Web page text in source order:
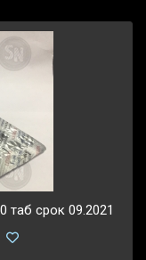
таб срок 09.2021